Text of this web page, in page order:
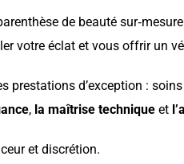
de beauté
votre éclat et vous offrir un
d’exception :
, la maîtrise techniqueet
et discrétion.